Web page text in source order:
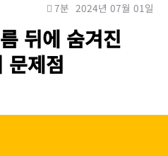
7분 2024년 07월 01일
뒤에 숨겨진
문제점